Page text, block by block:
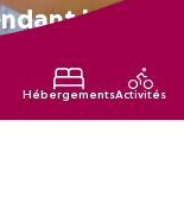
HébergementsActivités
les
?